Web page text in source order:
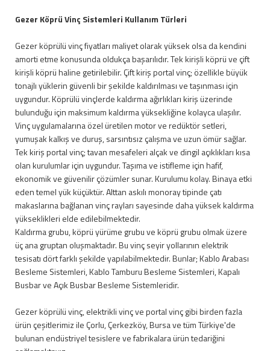
Gezer Köprü Vinç Sistemleri Kullanım Türleri
Gezer köprülü vinç fiyatları maliyet olarak yüksek olsa da kendini
amorti etme konusunda oldukça başarılıdır. Tek kirişli köprü ve çift
kirişli köprü haline getirilebilir. Çift kiriş portal vinç; özellikle büyük
tonajlı yüklerin güvenli bir şekilde kaldırılması ve taşınması için
uygundur. Köprülü vinçlerde kaldırma ağırlıkları kiriş üzerinde
bulunduğu için maksimum kaldırma yüksekliğine kolayca ulaşılır.
Vinç uygulamalarına özel üretilen motor ve redüktör setleri,
yumuşak kalkış ve duruş, sarsıntısız çalışma ve uzun ömür sağlar.
Tek kiriş portal vinç; tavan mesafeleri alçak ve dingil açıklıkları kısa
olan kurulumlar için uygundur. Taşıma ve istifleme için hafif,
ekonomik ve güvenilir çözümler sunar. Kurulumu kolay. Binaya etki
eden temel yük küçüktür. Alttan askılı monoray tipinde çatı
makaslarına bağlanan vinç rayları sayesinde daha yüksek kaldırma
yükseklikleri elde edilebilmektedir.
Kaldırma grubu, köprü yürüme grubu ve köprü grubu olmak üzere
üç ana gruptan oluşmaktadır. Bu vinç seyir yollarının elektrik
tesisatı dört farklı şekilde yapılabilmektedir. Bunlar; Kablo Arabası
Besleme Sistemleri, Kablo Tamburu Besleme Sistemleri, Kapalı
Busbar ve Açık Busbar Besleme Sistemleridir.
Gezer köprülü vinç, elektrikli vinç ve portal vinç gibi birden fazla
ürün çeşitlerimiz ile Çorlu, Çerkezköy, Bursa ve tüm Türkiye'de
bulunan endüstriyel tesislere ve fabrikalara ürün tedariğini